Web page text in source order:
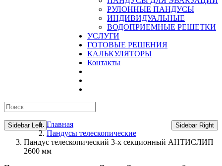
РУЛОННЫЕ ПАНДУСЫ
ИНДИВИДУАЛЬНЫЕ
ВОДОПРИЕМНЫЕ РЕШЕТКИ
УСЛУГИ
ГОТОВЫЕ РЕШЕНИЯ
КАЛЬКУЛЯТОРЫ
Контакты
Sidebar Left Sidebar Right
Главная
Пандусы телескопические
Пандус телескопический 3-х секционный АНТИСЛИП
2600 мм